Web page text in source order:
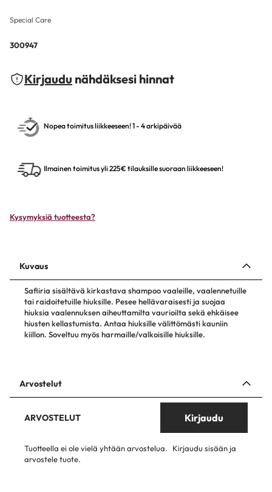
Special Care
300947
Kirjaudu nähdäksesi hinnat
Nopea toimitus liikkeeseen! 1 - 4 arkipäivää
Ilmainen toimitus yli 225€ tilauksille suoraan liikkeeseen!
Kysymyksiä tuotteesta?
Kuvaus
Safiiria sisältävä kirkastava shampoo vaaleille, vaalennetuille
tai raidoitetuille hiuksille. Pesee hellävaraisesti ja suojaa
hiuksia vaalennuksen aiheuttamilta vaurioilta sekä ehkäisee
hiusten kellastumista. Antaa hiuksille välittömästi kauniin
kiillon. Soveltuu myös harmaille/valkoisille hiuksille.
Arvostelut
ARVOSTELUT Kirjaudu
Tuotteella ei ole vielä yhtään arvostelua.
Kirjaudu sisään ja
arvostele tuote.